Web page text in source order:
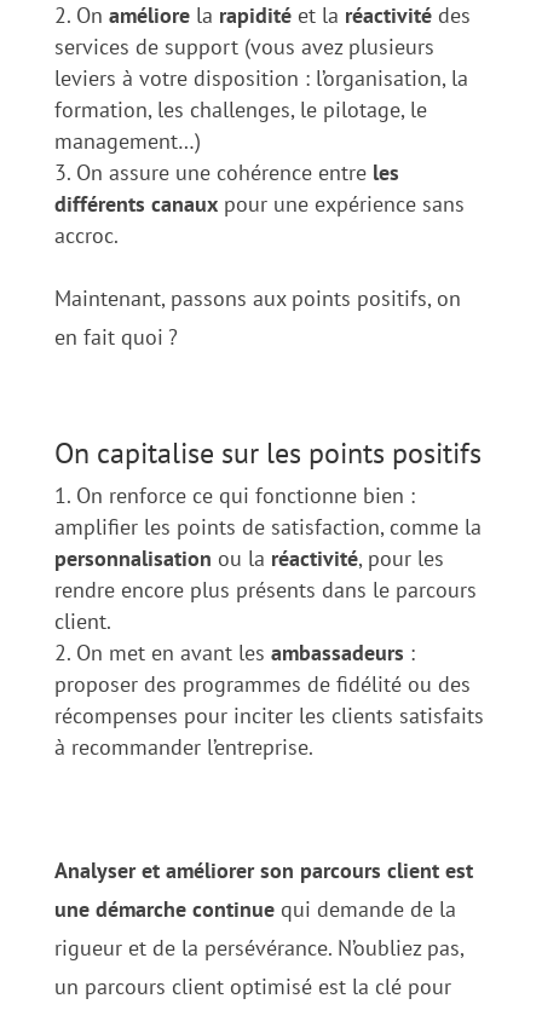
On améliorela rapiditéet la réactivitédes
services de support (vous avez plusieurs
leviers à votre disposition : l’organisation, la
formation, les challenges, le pilotage, le
management…)
On assure une cohérence entre les
différents canauxpour une expérience sans
accroc.
Maintenant, passons aux points positifs, on
en fait quoi ?
On capitalise sur les points positifs
On renforce ce qui fonctionne bien :
amplifier les points de satisfaction, comme la
personnalisation ou la réactivité, pour les
rendre encore plus présents dans le parcours
client.
On met en avant les ambassadeurs :
proposer des programmes de fidélité ou des
récompenses pour inciter les clients satisfaits
à recommander l’entreprise.
Analyser et améliorer son parcours client est
une démarche continuequi demande de la
rigueur et de la persévérance. N’oubliez pas,
un parcours client optimisé est la clé pour